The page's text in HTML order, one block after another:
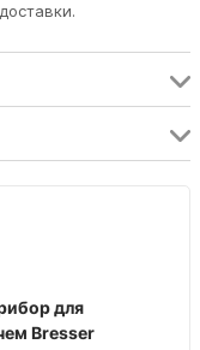
для
Bresser